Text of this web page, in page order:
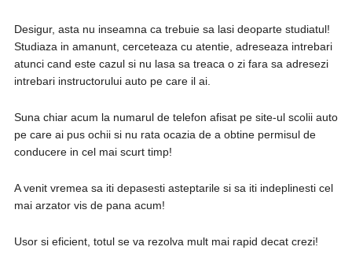
Desigur, asta nu inseamna ca trebuie sa lasi deoparte studiatul!
Studiaza in amanunt, cerceteaza cu atentie, adreseaza intrebari
atunci cand este cazul si nu lasa sa treaca o zi fara sa adresezi
intrebari instructorului auto pe care il ai.
Suna chiar acum la numarul de telefon afisat pe site-ul scolii auto
pe care ai pus ochii si nu rata ocazia de a obtine permisul de
conducere in cel mai scurt timp!
A venit vremea sa iti depasesti asteptarile si sa iti indeplinesti cel
mai arzator vis de pana acum!
Usor si eficient, totul se va rezolva mult mai rapid decat crezi!